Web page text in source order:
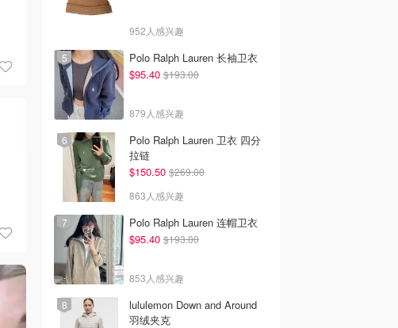
952人感兴趣
Polo Ralph Lauren 长袖卫衣
$95.40 $193.00
879人感兴趣
Polo Ralph Lauren 卫衣 四分
拉链
$150.50 $269.00
863人感兴趣
Polo Ralph Lauren 连帽卫衣
$95.40 $193.00
853人感兴趣
lululemon Down and Around
羽绒夹克